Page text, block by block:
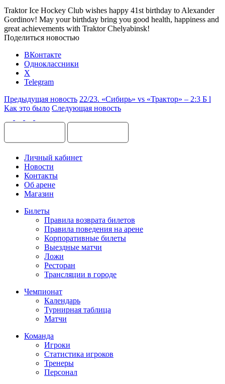
Traktor Ice Hockey Club wishes happy 41st birthday to Alexander
Gordinov! May your birthday bring you good health, happiness and
great achievements with Traktor Chelyabinsk!
Поделиться новостью
ВКонтакте
Одноклассники
X
Telegram
Предыдущая новость 22/23. «Сибирь» vs «Трактор» – 2:3 Б l
Как это было Следующая новость
Личный кабинет
Новости
Контакты
Об арене
Магазин
Билеты
Правила возврата билетов
Правила поведения на арене
Корпоративные билеты
Выездные матчи
Ложи
Ресторан
Трансляции в городе
Чемпионат
Календарь
Турнирная таблица
Матчи
Команда
Игроки
Статистика игроков
Тренеры
Персонал